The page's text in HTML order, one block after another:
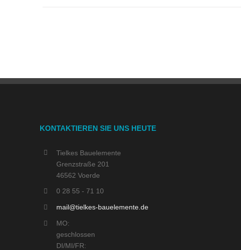
KONTAKTIEREN SIE UNS HEUTE
Tielkes Bauelemente
Grenzstraße 201
46562 Voerde
0 28 55 - 71 10
mail@tielkes-bauelemente.de
MO:
geschlossen
DI/MI/FR: